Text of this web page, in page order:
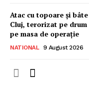
Atac cu topoare și
Cluj, terorizat pe
pe masa de operație
NATIONAL 9 August 2026